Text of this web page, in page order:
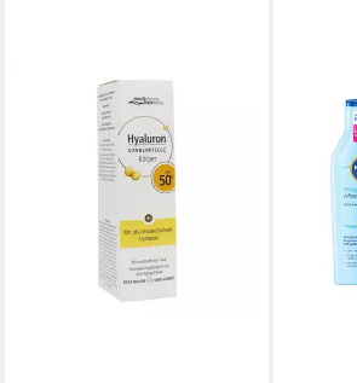
DR. THEISS NATURWAREN GMBH
Sonnenschutzcreme
HYALURON SONNENPFLEGE
Körper Creme LSF 50+, 150
(157,93 €/ 1 l)
lieferbar - in 3-4 Werktagen bei dir